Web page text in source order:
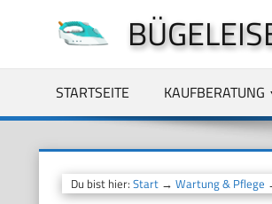
springen
STARTSEITE KAUFBERATUNG
Du bist hier: Start→ Wartung & Pflege